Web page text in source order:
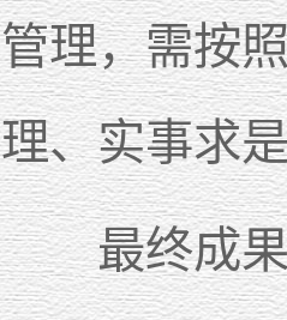
管理，需按
理、实事求
最终成果须